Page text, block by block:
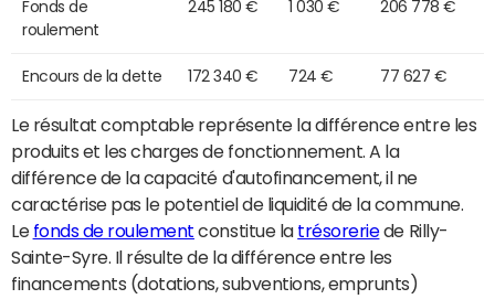
Fonds de
roulement
245 180 € 1 030 € 206 778 €
Encours de la dette 172 340 € 724 € 77 627 €
Le résultat comptable représente la différence entre les
produits et les charges de fonctionnement. A la
différence de la capacité d'autofinancement, il ne
caractérise pas le potentiel de liquidité de la commune.
Le fonds de roulement constitue la trésoreriede Rilly-
Sainte-Syre. Il résulte de la différence entre les
financements (dotations, subventions, emprunts)